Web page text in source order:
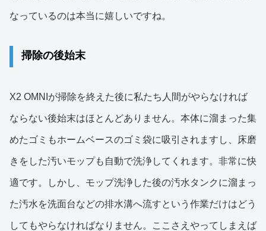
なっているのは本当に嬉しいですね。
掃除の後始末
X2 OMNIが掃除を終えた後に私たち人間がやらなければ
ならない後始末はほとんどありません。本体に溜まった集
めたゴミもホームベースのゴミ袋に吸引されますし、床磨
きをした汚いモップも自動で洗浄してくれます。非常に快
適です。しかし、モップ洗浄した後の汚水タンクに溜まっ
た汚水を洗面台などの排水溝へ流すという作業だけはどう
してもやらなければなりません。ここさえやってしまえば